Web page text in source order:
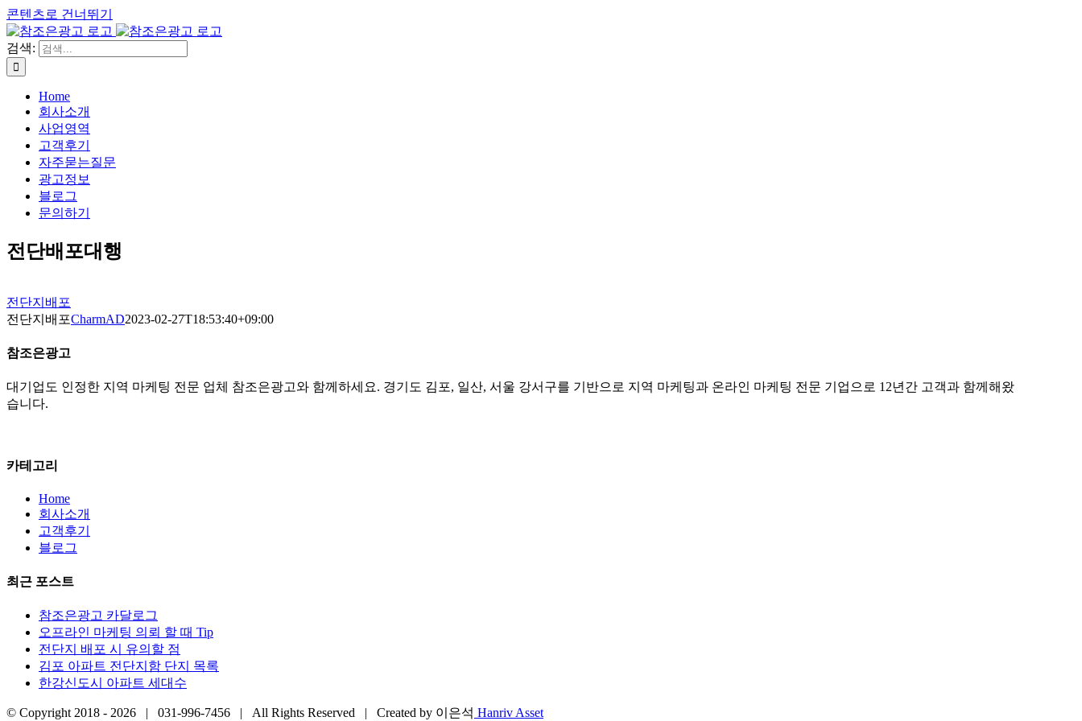
콘텐츠로 건너뛰기
검색:
Home
회사소개
사업영역
고객후기
자주묻는질문
광고정보
블로그
문의하기
전단배포대행
전단지배포
전단지배포CharmAD2023-02-27T18:53:40+09:00
참조은광고
대기업도 인정한 지역 마케팅 전문 업체 참조은광고와 함께하세요. 경기도 김포, 일산, 서울 강서구를 기반으로 지역 마케팅과 온라인 마케팅 전문 기업으로 12년간 고객과 함께해왔
습니다.
카테고리
Home
회사소개
고객후기
블로그
최근 포스트
참조은광고 카달로그
오프라인 마케팅 의뢰 할 때 Tip
전단지 배포 시 유의할 점
김포 아파트 전단지함 단지 목록
한강신도시 아파트 세대수
© Copyright 2018 - 2026 | 031-996-7456 | All Rights Reserved | Created by 이은석 Hanriv Asset